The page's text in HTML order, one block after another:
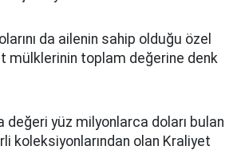
da ailenin sahip olduğu özel
mülklerinin toplam değerine denk
değeri yüz milyonlarca doları bulan
koleksiyonlarından olan Kraliyet